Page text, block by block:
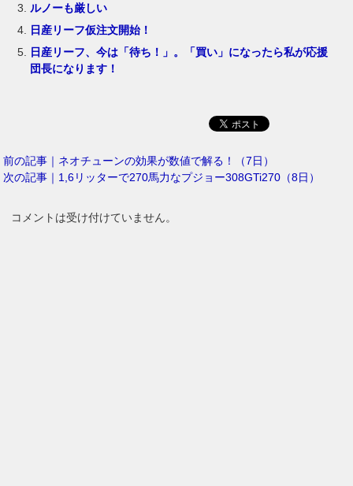
ルノーも厳しい
日産リーフ仮注文開始！
日産リーフ、今は「待ち！」。「買い」になったら私が応援
団長になります！
前の記事｜ネオチューンの効果が数値で解る！（7日）
次の記事｜1,6リッターで270馬力なプジョー308GTi270（8日）
コメントは受け付けていません。